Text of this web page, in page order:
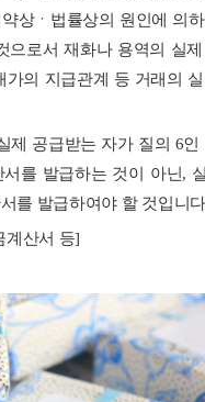
상ㆍ법률상의 원인에 의
으로서 재화나 용역의 실
의 지급관계 등 거래의
제 공급받는 자가 질의 6
를 발급하는 것이 아닌,
를 발급하여야 할 것입니
계산서 등]